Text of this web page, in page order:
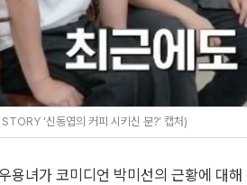
‘신동엽의 커피 시키신 분?’ 캡처)
용녀가 코미디언 박미선의 근황에 대해